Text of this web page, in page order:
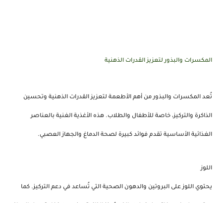
المكسرات والبذور لتعزيز القدرات الذهنية
تُعد المكسرات والبذورمن أهم الأطعمة لتعزيز القدرات الذهنية وتحسين
الذاكرة والتركيز، خاصة للأطفال والطلاب. هذه الأغذية الغنية بالعناصر
الغذائية الأساسية تقدم فوائد كبيرة لصحة الدماغ والجهاز العصبي.
اللوز
يحتوي اللوز على البروتين والدهون الصحية التي تُساعد في دعم التركيز. كما